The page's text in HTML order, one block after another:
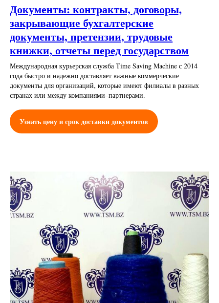
Документы: контракты, договоры,
закрывающие бухгалтерские
документы, претензии, трудовые
книжки, отчеты перед государством
Международная курьерская служба Time Saving Machine с 2014
года быстро и надежно доставляет важные коммерческие
документы для организаций, которые имеют филиалы в разных
странах или между компаниями–партнерами.
Узнать цену и срок доставки документов